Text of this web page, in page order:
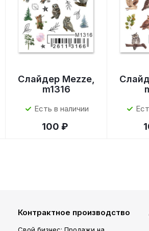
Слайдер Mezze,
m1316
Есть в наличии
100 ₽
Контрактное производство